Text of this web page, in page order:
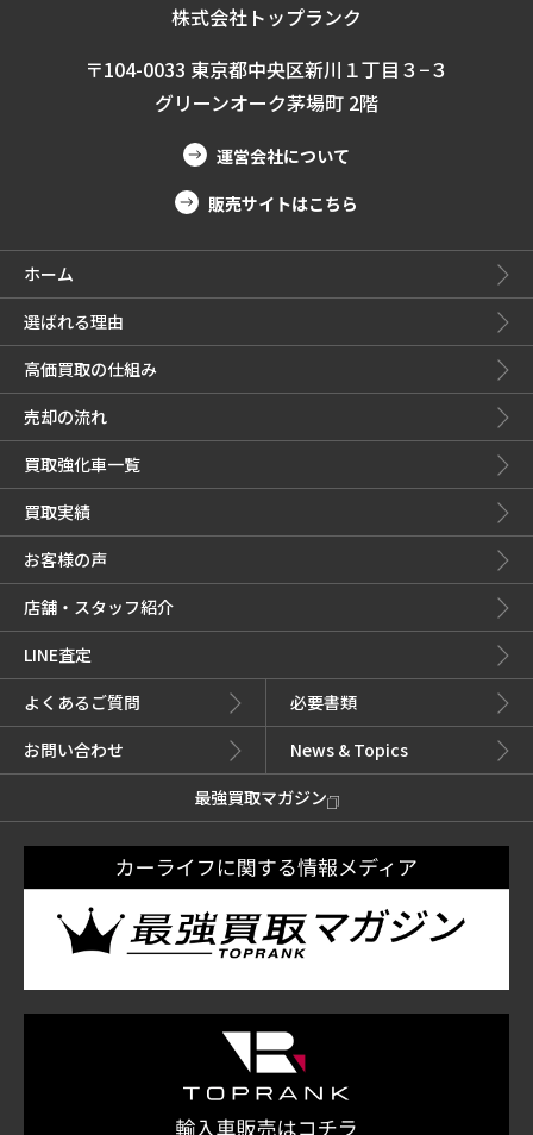
株式会社トップランク
〒104-0033 東京都中央区新川１丁目３−３
グリーンオーク茅場町 2階
運営会社について
販売サイトはこちら
ホーム
選ばれる理由
高価買取の仕組み
売却の流れ
買取強化車一覧
買取実績
お客様の声
店舗・スタッフ紹介
LINE査定
よくあるご質問
必要書類
お問い合わせ
News & Topics
最強買取マガジン